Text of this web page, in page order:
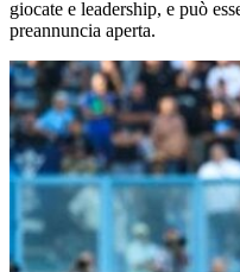
giocate e leadership, e può
preannuncia aperta.